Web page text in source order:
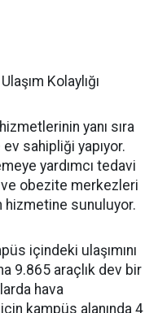
Kolaylığı
yanı sıra
sahipliği yapıyor.
yardımcı tedavi
obezite merkezleri
hizmetine sunuluyor.
içindeki ulaşımını
9.865 araçlık dev bir
hava
kampüs alanında 4